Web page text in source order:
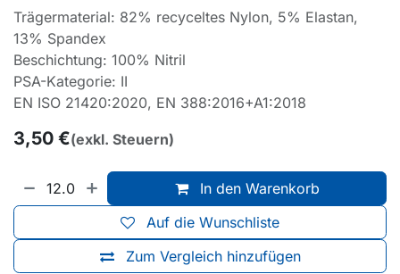
Trägermaterial: 82% recyceltes Nylon, 5% Elastan,
13% Spandex
Beschichtung: 100% Nitril
PSA-Kategorie: II
EN ISO 21420:2020, EN 388:2016+A1:2018
3,50 €(exkl. Steuern)
In den Warenkorb
Zum Vergleich hinzufügen
Auf die Wunschliste